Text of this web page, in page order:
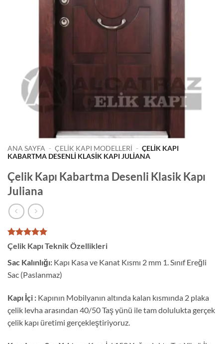
ANA SAYFA - ÇELIK KAPI MODELLERI - ÇELIK KAPI
KABARTMA DESENLI KLASIK KAPI JULIANA
Çelik Kapı Kabartma Desenli Klasik Kapı
Juliana
1
müşteri
puanına
dayanarak
5 üzerinden
5puan aldı
Çelik Kapı Teknik Özellikleri
Sac Kalınlığı: Kapı Kasa ve Kanat Kısmı 2 mm 1. Sınıf Ereğli
Sac (Paslanmaz)
Kapı İçi : Kapının Mobilyanın altında kalan kısmında 2 plaka
çelik levha arasından 40/50 Taş yünü ile tam dolulukta gerçek
çelik kapı üretimi gerçekleştiriyoruz.